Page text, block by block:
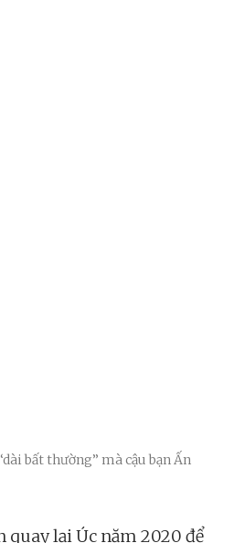
bất thường” mà cậu bạn Ấn
quay lại Úc năm 2020 để